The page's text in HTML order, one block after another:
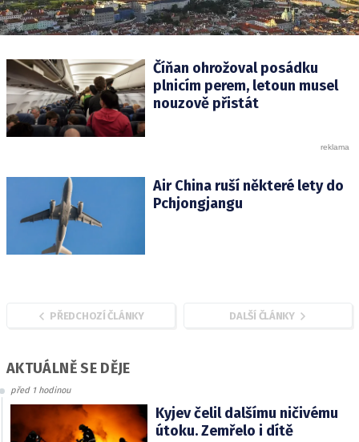
Číňan ohrožoval posádku
plnicím perem, letoun musel
nouzově přistát
Air China ruší některé lety do
Pchjongjangu
PŘEDCHOZÍ ČLÁNKY DALŠÍ ČLÁNKY
AKTUÁLNĚ SE DĚJE
před 1 hodinou
Kyjev čelil dalšímu ničivému
útoku. Zemřelo i dítě